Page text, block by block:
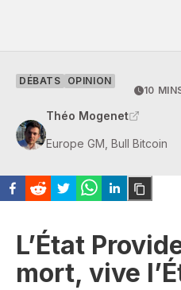
DÉBATS
OPINION
10
Théo Mogenet
Europe GM, Bull Bitcoin
L’État
mort, vive